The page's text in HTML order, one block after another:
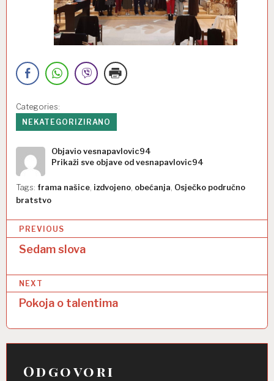
Categories:
NEKATEGORIZIRANO
Objavio vesnapavlovic94
Prikaži sve objave od vesnapavlovic94
Tags: frama našice, izdvojeno, obećanja, Osječko područno
bratstvo
N
a
v
i
g
a
c
PREVIOUS
Sedam slova
NEXT
Pokoja o talentima
Odgovori